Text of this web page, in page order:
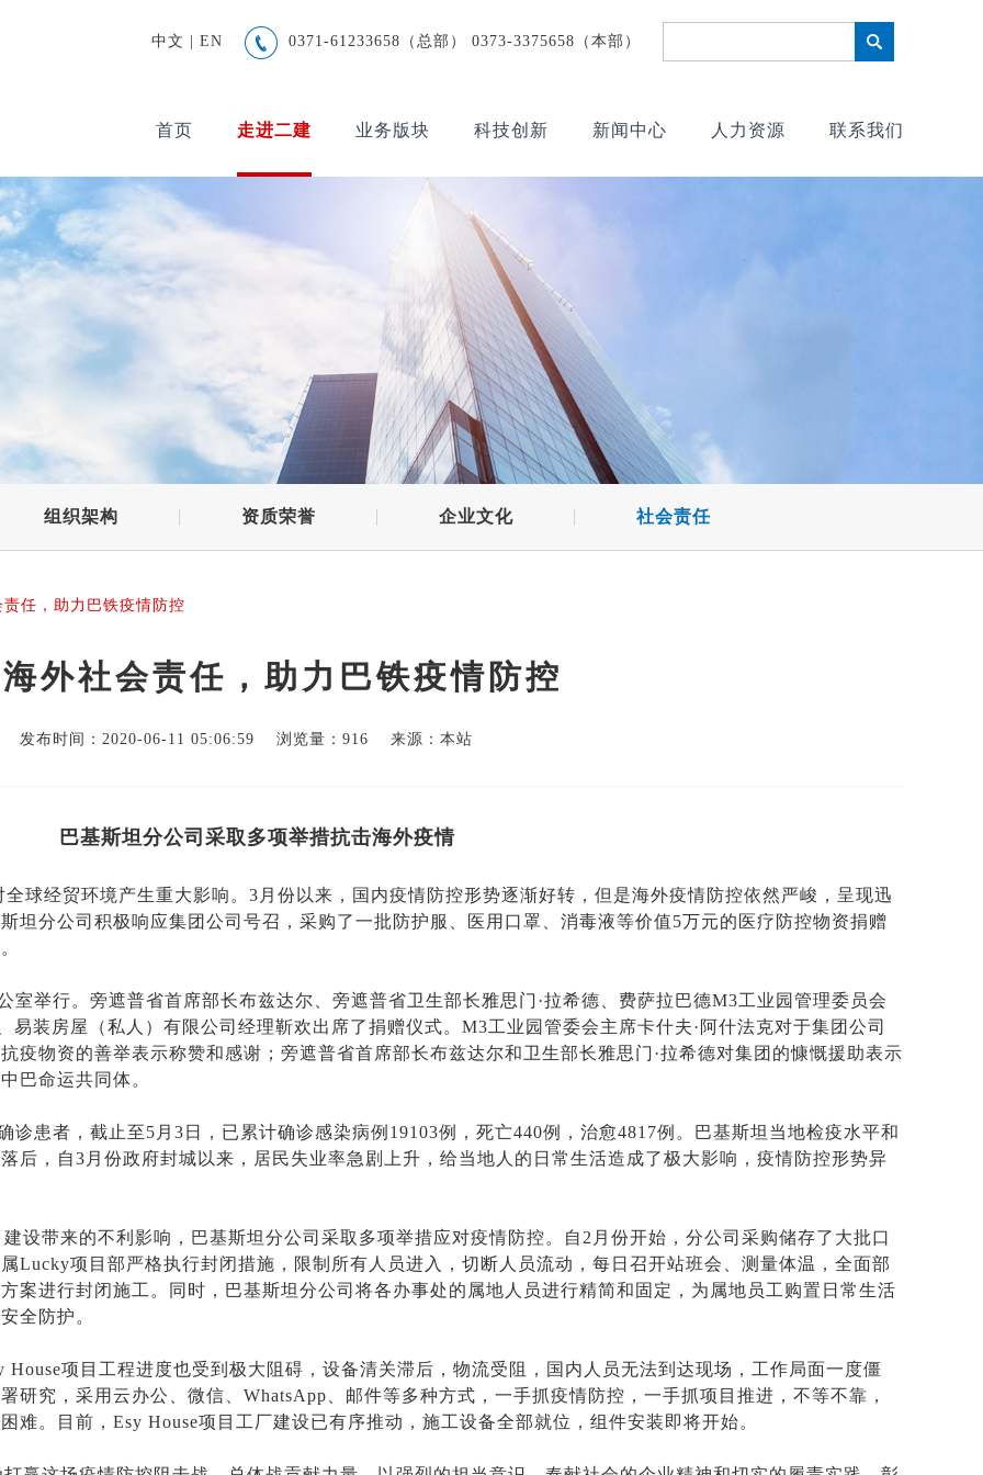
0371-61233658（总部） 0373-3375658（本部）
中文 EN
首页 走进二建 业务版块 科技创新 新闻中心 人力资源 联系我们
组织架构 资质荣誉 企业文化 社会责任
任，助力巴铁疫情防控
外社会责任，助力巴铁疫情防控
发布时间：2020-06-11 05:06:59 浏览量： 916 来源：本站
巴基斯坦分公司采取多项举措抗击海外疫情
球经贸环境产生重大影响。3月份以来，国内疫情防控形势逐渐好转，但是海外疫情防控依然严峻，呈现迅
坦分公司积极响应集团公司号召，采购了一批防护服、医用口罩、消毒液等价值5万元的医疗防控物资捐赠
室举行。旁遮普省首席部长布兹达尔、旁遮普省卫生部长雅思门·拉希德、费萨拉巴德M3工业园管理委员会
易装房屋（私人）有限公司经理靳欢出席了捐赠仪式。M3工业园管委会主席卡什夫·阿什法克对于集团公司
疫物资的善举表示称赞和感谢；旁遮普省首席部长布兹达尔和卫生部长雅思门·拉希德对集团的慷慨援助表示
巴命运共同体。
诊患者，截止至5月3日，已累计确诊感染病例19103例，死亡440例，治愈4817例。巴基斯坦当地检疫水平和
后，自3月份政府封城以来，居民失业率急剧上升，给当地人的日常生活造成了极大影响，疫情防控形势异
设带来的不利影响，巴基斯坦分公司采取多项举措应对疫情防控。自2月份开始，分公司采购储存了大批口
Lucky项目部严格执行封闭措施，限制所有人员进入，切断人员流动，每日召开站班会、测量体温，全面部
案进行封闭施工。同时，巴基斯坦分公司将各办事处的属地人员进行精简和固定，为属地员工购置日常生活
全防护。
项目工程进度也受到极大阻碍，设备清关滞后，物流受阻，国内人员无法到达现场，工作局面一度僵
研究，采用云办公、微信、WhatsApp、邮件等多种方式，一手抓疫情防控，一手抓项目推进，不等不靠，
难。目前，Esy House项目工厂建设已有序推动，施工设备全部就位，组件安装即将开始。